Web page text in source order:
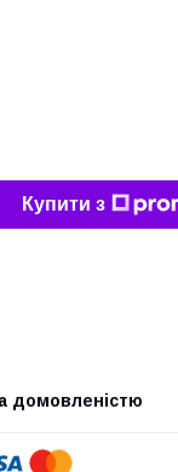
Купити з
домовленістю